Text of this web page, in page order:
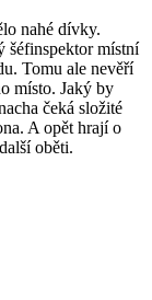
nahé dívky.
šéfinspektor místní
Tomu ale nevěří
místo. Jaký by
čeká složité
A opět hrají o
oběti.